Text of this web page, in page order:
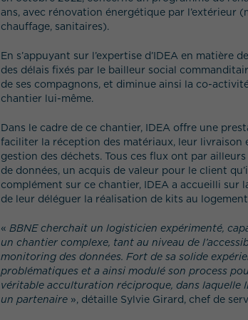
ans, avec rénovation énergétique par l’extérieur
chauffage, sanitaires).
En s’appuyant sur l’expertise d’IDEA en matière
des délais fixés par le bailleur social
de ses compagnons, et diminue ainsi la co-
chantier lui-même.
Dans le cadre de ce chantier, IDEA offre une
faciliter la réception des matériaux, leur livraison
gestion des déchets. Tous ces flux ont par
de données, un acquis de valeur pour le client
complément sur ce chantier, IDEA a accueilli sur
de leur déléguer la réalisation de kits au logement
« BBNE cherchait un logisticien expérimenté,
un chantier complexe, tant au niveau de
monitoring des données. Fort de sa solide
problématiques et a ainsi modulé son process
véritable acculturation réciproque, dans laquelle
un partenaire », détaille Sylvie Girard, chef de